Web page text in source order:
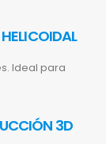
Ideal para
3D